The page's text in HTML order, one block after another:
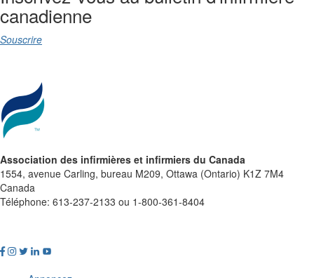
canadienne
Souscrire
Association des infirmières et infirmiers du Canada
1554, avenue Carling, bureau M209, Ottawa (Ontario) K1Z 7M4
Canada
Téléphone: 613-237-2133 ou 1-800-361-8404